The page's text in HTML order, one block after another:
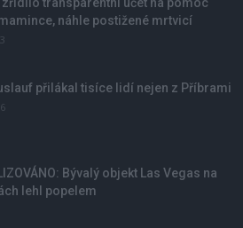
náhle postižené mrtvicí
přilákal tisíce lidí nejen z Příbrami
Bývalý objekt Las Vegas na
lehl popelem